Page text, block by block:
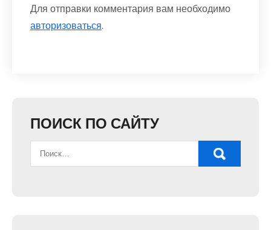
Для отправки комментария вам необходимо
авторизоваться.
ПОИСК ПО САЙТУ